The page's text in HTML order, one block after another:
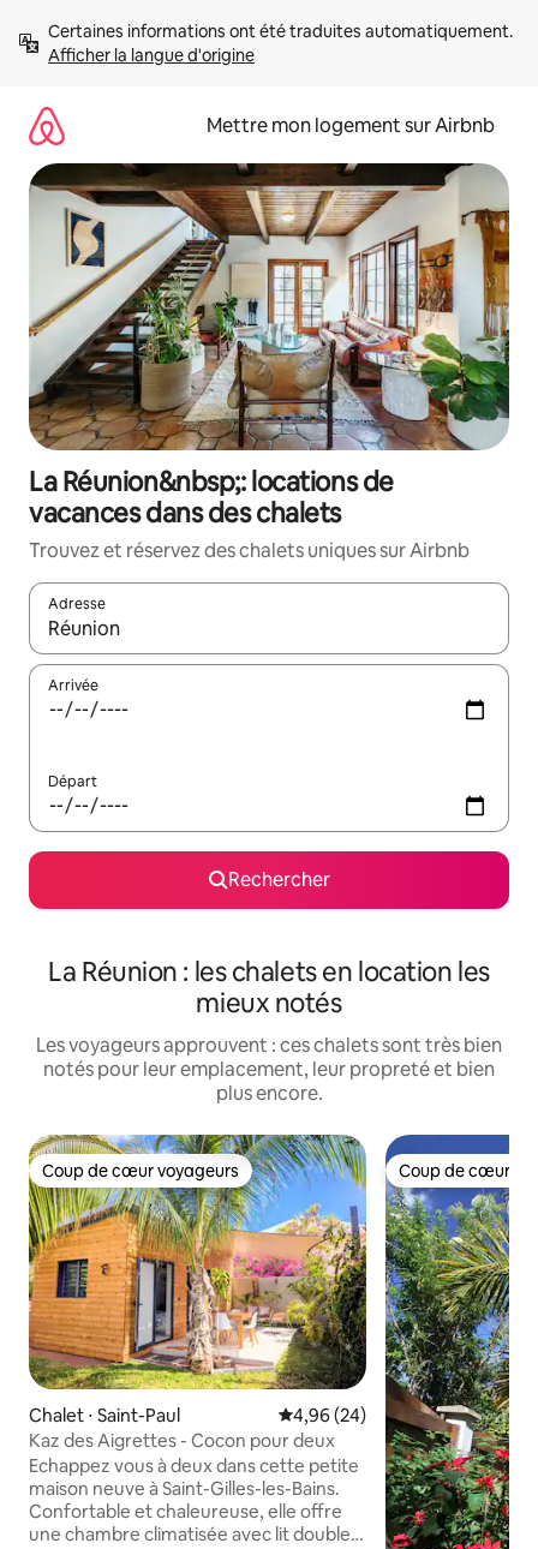
directement
Afficher la langue d'origine
Mettre mon logement sur Airbnb
La Réunion&nbsp;: locations de
vacances dans des chalets
Trouvez et réservez des chalets uniques sur Airbnb
Adresse
Lorsque les résultats s'affichent, utilisez les flèches vers le
Arrivée
Départ
Rechercher
La Réunion : les chalets en location les
mieux notés
Les voyageurs approuvent : ces chalets sont très bien
notés pour leur emplacement, leur propreté et bien
plus encore.
Coup de cœur voyageurs
Coup de cœur voyageurs
Chalet ⋅ Saint-Paul Évaluation moyenne sur la
4,96 (24)
Kaz des Aigrettes - Cocon pour deux
Echappez vous à deux dans cette petite
maison neuve à Saint-Gilles-les-Bains.
Confortable et chaleureuse, elle offre
une chambre climatisée avec lit double,
Coup de cœur
Coup de cœur